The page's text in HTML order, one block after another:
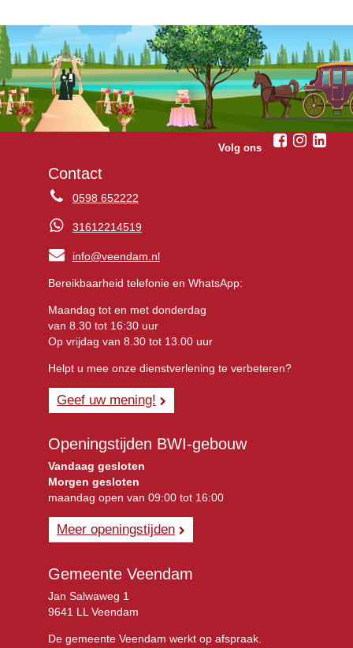
Volg ons
Contact
0598 652222
31612214519
info@veendam.nl
Bereikbaarheid telefonie en WhatsApp:
Maandag tot en met donderdag
van 8.30 tot 16:30 uur
Op vrijdag van 8.30 tot 13.00 uur
Helpt u mee onze dienstverlening te verbeteren?
Geef uw mening!
Openingstijden BWI-gebouw
Vandaag gesloten
Morgen gesloten
maandag open van 09:00 tot 16:00
Meer openingstijden
Gemeente Veendam
Jan Salwaweg 1
9641 LL Veendam
De gemeente Veendam werkt op afspraak.